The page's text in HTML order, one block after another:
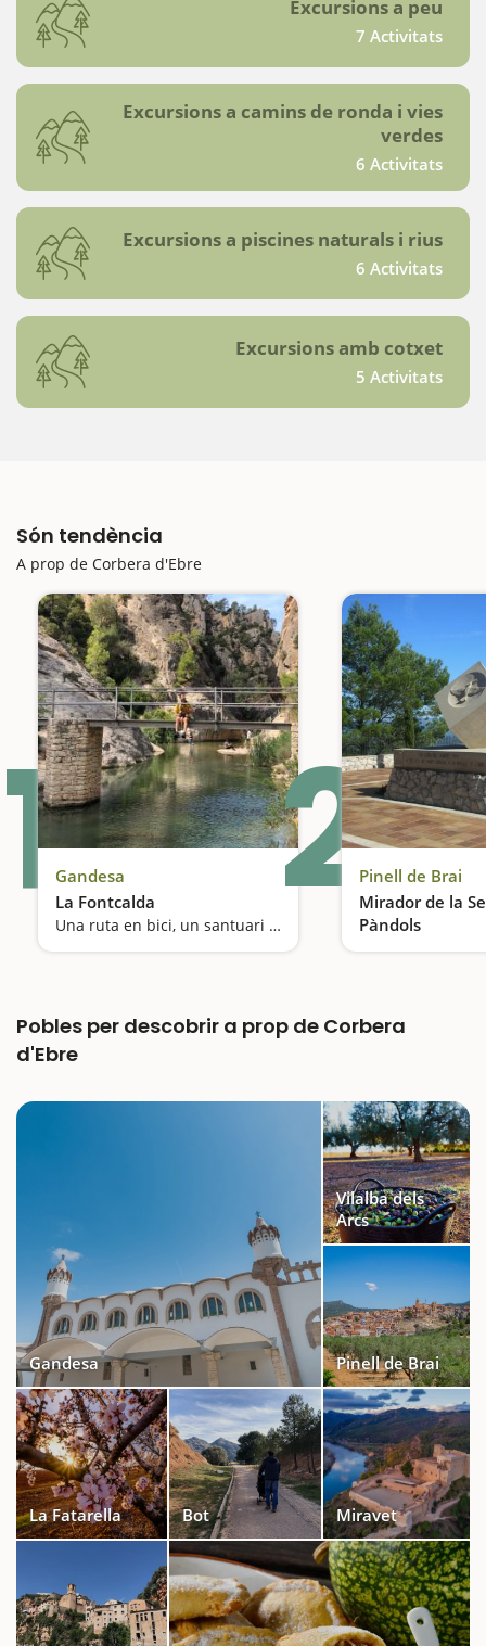
Excursions a peu
7 Activitats
Excursions a camins de ronda i vies
verdes
6 Activitats
Excursions a piscines naturals i rius
6 Activitats
Excursions amb cotxet
5 Activitats
Són tendència
A prop de Corbera d'Ebre
1 Gandesa
La Fontcalda
Una ruta en bici, un santuari i un bany medicinal al riu Canaletes2Pinell de Brai
Mirador de la
Pàndols
Pobles per descobrir a prop de Corbera
d'Ebre
Gandesa
Vilalba dels
Arcs
Pinell de Brai
La Fatarella Bot Miravet